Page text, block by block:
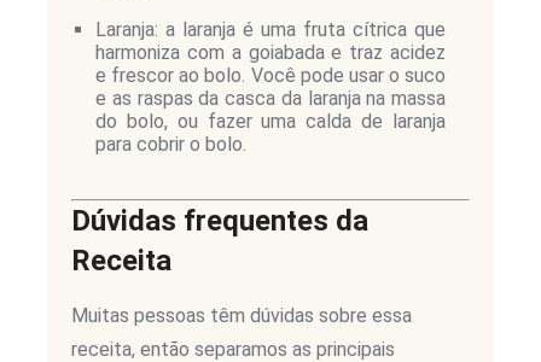
Laranja: a laranja é uma fruta cítrica que
harmoniza com a goiabada e traz acidez
e frescor ao bolo. Você pode usar o suco
e as raspas da casca da laranja na massa
do bolo, ou fazer uma calda de laranja
para cobrir o bolo.
Dúvidas frequentes da
Receita
Muitas pessoas têm dúvidas sobre essa
receita, então separamos as principais